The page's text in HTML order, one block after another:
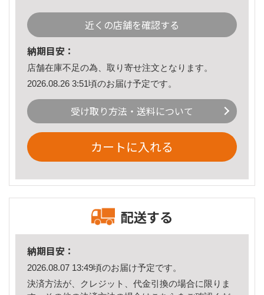
近くの店舗を確認する
納期目安：
店舗在庫不足の為、取り寄せ注文となります。
2026.08.26 3:51頃のお届け予定です。
受け取り方法・送料について
カートに入れる
配送する
納期目安：
2026.08.07 13:49頃のお届け予定です。
決済方法が、クレジット、代金引換の場合に限りま